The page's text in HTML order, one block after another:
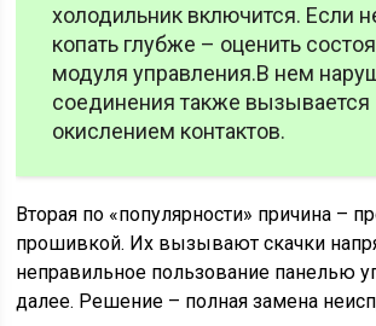
холодильник включится. Если
копать глубже – оценить
модуля управления.В нем
соединения также вызывается
окислением контактов.
Вторая по «популярности» причина –
прошивкой. Их вызывают скачки
неправильное пользование панелью
далее. Решение – полная замена